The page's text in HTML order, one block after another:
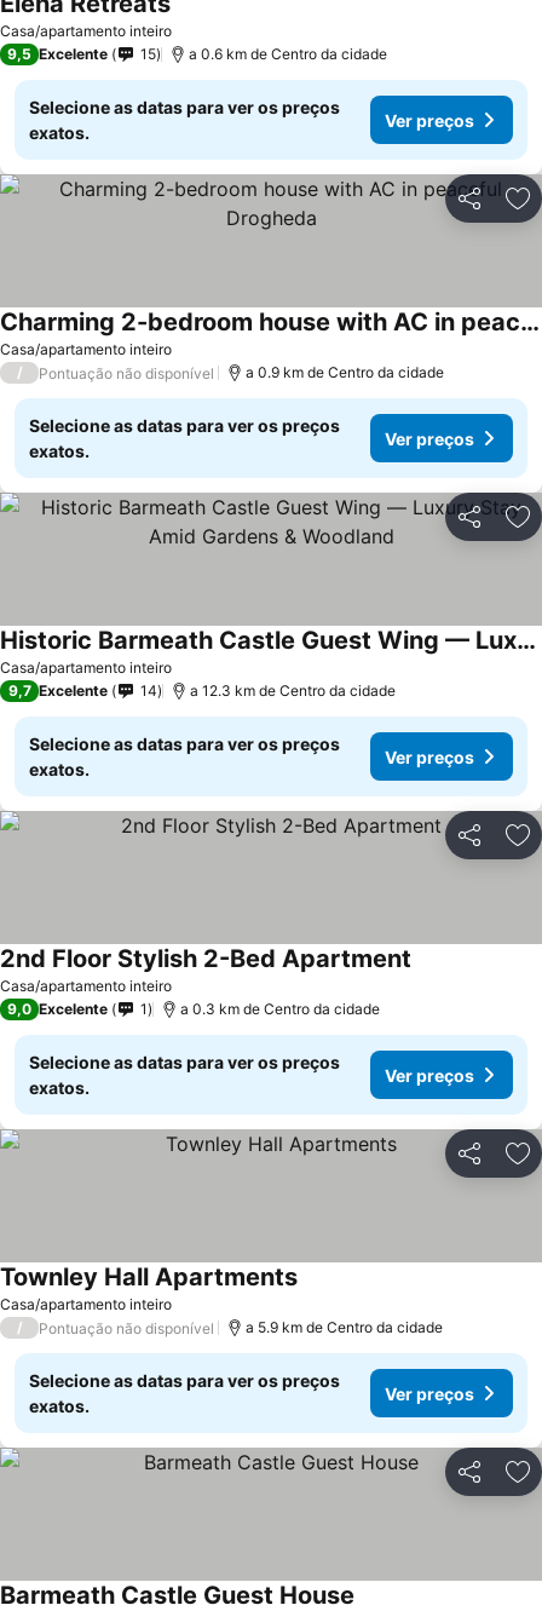
Casa/apartamento inteiro
9,5 Excelente 15 a 0.6 km de Centro da cidade
Selecione as datas para ver os preços
exatos.
Ver preços
Partilhar
Casa/apartamento inteiro
Charming 2-bedroom house with AC in peaceful Drogheda
/ Pontuação não disponível a 0.9 km de Centro da cidade
Selecione as datas para ver os preços
exatos.
Ver preços
Partilhar
Casa/apartamento inteiro
Historic Barmeath Castle Guest Wing — Luxury Stay Amid Gardens & Woodland
9,7 Excelente 14 a 12.3 km de Centro da cidade
Selecione as datas para ver os preços
exatos.
Ver preços
Partilhar
Casa/apartamento inteiro
2nd Floor Stylish 2-Bed Apartment
9,0 Excelente 1 a 0.3 km de Centro da cidade
Selecione as datas para ver os preços
exatos.
Ver preços
Partilhar
Casa/apartamento inteiro
Townley Hall Apartments
/ Pontuação não disponível a 5.9 km de Centro da cidade
Selecione as datas para ver os preços
exatos.
Ver preços
Partilhar
Barmeath Castle Guest House